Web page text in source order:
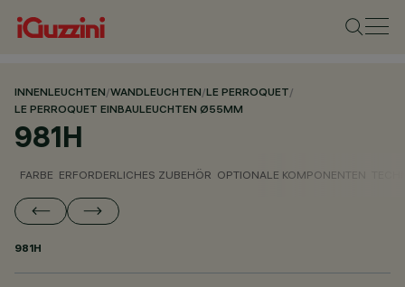
INNENLEUCHTEN/WANDLEUCHTEN/LE PERROQUET/
LE PERROQUET EINBAULEUCHTEN Ø55MM
981H
FARBE ERFORDERLICHES ZUBEHÖR OPTIONALE KOMPONENTEN
981H